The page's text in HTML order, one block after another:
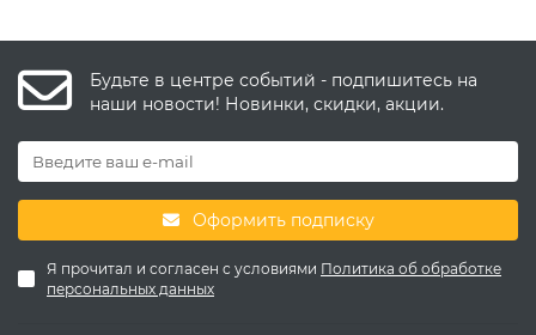
Будьте в центре событий - подпишитесь на
наши новости! Новинки, скидки, акции.
Оформить подписку
Я прочитал и согласен с условиями Политика об обработке
персональных данных